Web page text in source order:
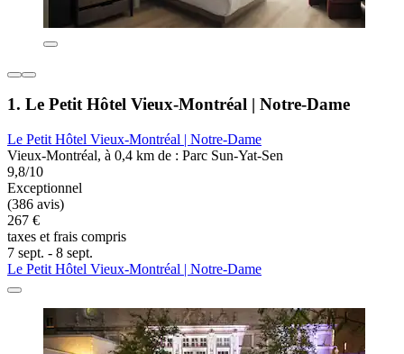
1. Le Petit Hôtel Vieux-Montréal | Notre-Dame
Le Petit Hôtel Vieux-Montréal | Notre-Dame
Vieux-Montréal, à 0,4 km de : Parc Sun-Yat-Sen
9,8/10
Exceptionnel
(386 avis)
267 €
taxes et frais compris
7 sept. - 8 sept.
Le Petit Hôtel Vieux-Montréal | Notre-Dame